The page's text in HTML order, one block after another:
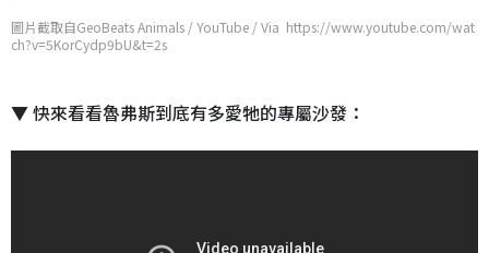
圖片截取自GeoBeats Animals / YouTube / Via https://www.youtube.com/wat
ch?v=5KorCydp9bU&t=2s
▼ 快來看看魯弗斯到底有多愛牠的專屬沙發：